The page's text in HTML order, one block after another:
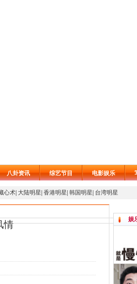
八卦资讯 综艺节目 电影娱乐
心术 大陆明星 香港明星 韩国明星 台湾明星
情 娱